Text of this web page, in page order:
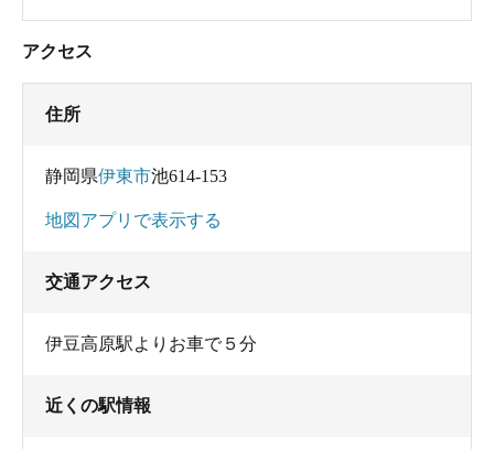
アクセス
住所
静岡県伊東市池614-153
地図アプリで表示する
交通アクセス
伊豆高原駅よりお車で５分
近くの駅情報